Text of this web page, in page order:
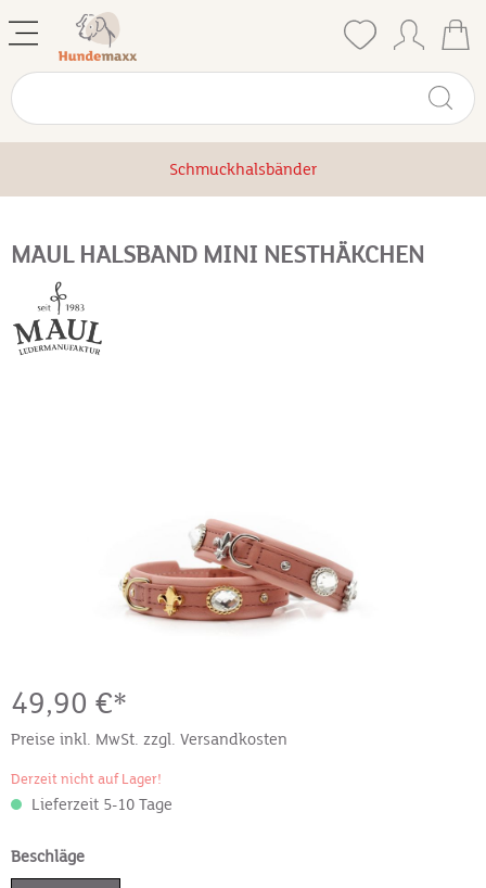
Schmuckhalsbänder
MAUL HALSBAND MINI NESTHÄKCHEN
49,90 €*
Preise inkl. MwSt. zzgl. Versandkosten
Derzeit nicht auf Lager!
Lieferzeit 5-10 Tage
Beschläge